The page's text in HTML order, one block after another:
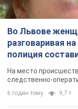
Во Львове
разговаривая
полиция
протокол. Видео
На место
следственно-
6 годин тому 9,7 т.